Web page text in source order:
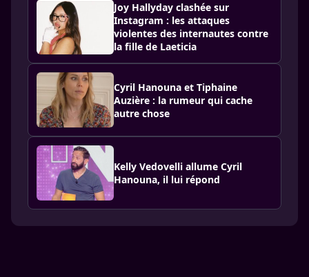
Joy Hallyday clashée sur
Instagram : les attaques
violentes des internautes contre
la fille de Laeticia
Cyril Hanouna et Tiphaine
Auzière : la rumeur qui cache
autre chose
Kelly Vedovelli allume Cyril
Hanouna, il lui répond